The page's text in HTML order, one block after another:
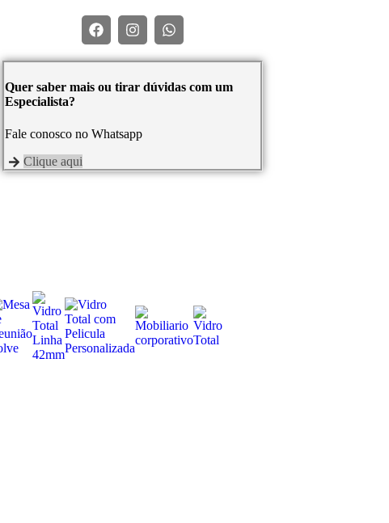
Quer saber mais ou tirar dúvidas com um
Especialista?
Fale conosco no Whatsapp
Clique aqui